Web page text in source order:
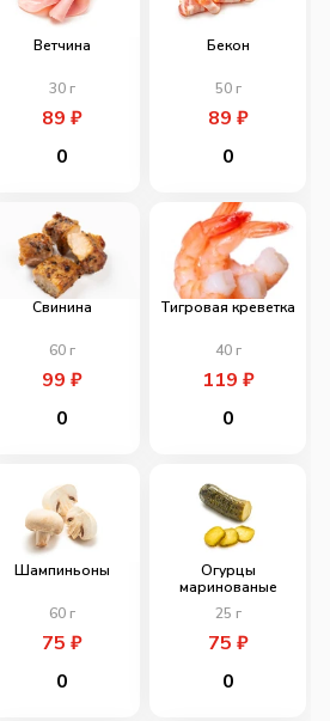
Ветчина
30г
89 ₽
0
Бекон
50г
89 ₽
0
Свинина
60г
99 ₽
0
Тигровая креветка
40г
119 ₽
0
Шампиньоны
60г
75 ₽
0
Огурцы
маринованые
25 г
75 ₽
0